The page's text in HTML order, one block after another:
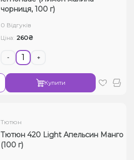
чорниця, 100 г)
0 Відгуків
Ціна: 260₴
- +
Купити
Тютюн
Тютюн 420 Light Апельсин Манго
(100 г)